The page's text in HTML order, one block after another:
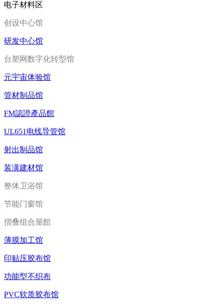
电子材料区
创设中心馆
研发中心馆
台塑网数字化转型馆
元宇宙体验馆
管材制品馆
FM認證產品館
UL651电线导管馆
射出制品馆
装潢建材馆
整体卫浴馆
节能门窗馆
摺叠组合屋館
薄膜加工馆
印贴压胶布馆
功能型不织布
PVC软质胶布馆